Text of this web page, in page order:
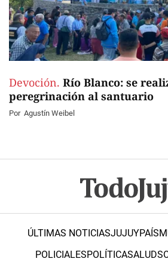
Devoción. Río Blanco: se
peregrinación al santuario
Por Agustín Weibel
ÚLTIMAS NOTICIASJUJUYPAÍS
POLICIALESPOLÍTICASALUD